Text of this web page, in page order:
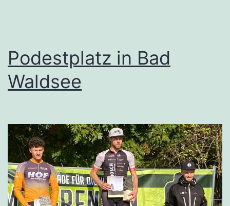
Podestplatz in Bad
Waldsee